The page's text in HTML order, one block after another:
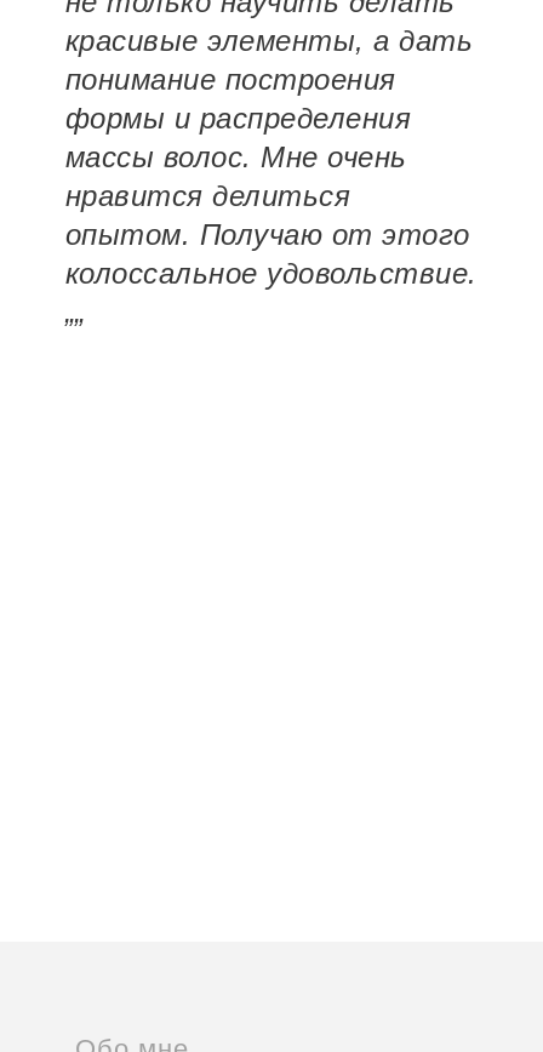
красивые элементы, а дать
понимание построения
формы и распределения
массы волос. Мне очень
нравится делиться
опытом. Получаю от этого
колоссальное удовольствие.
„„